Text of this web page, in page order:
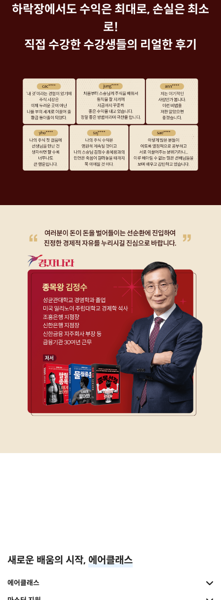
하락장에서도 수익은 최대로, 손실은 최소
로!
직접 수강한 수강생들의 리얼한 후기
새로운 배움의 시작, 에어클래스
에어클래스